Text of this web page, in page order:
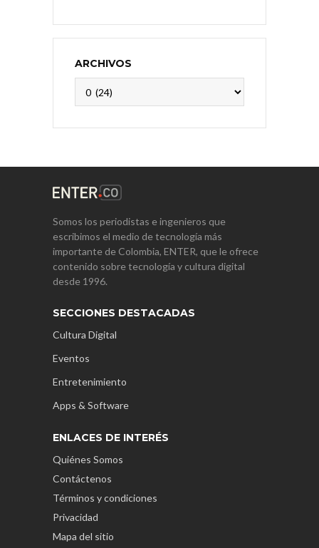
ARCHIVOS
Somos los periodistas e ingenieros que
escribimos el medio de tecnología más
importante de Colombia, ENTER, que le ofrece
contenido sobre tecnología y cultura digital
desde 1996.
SECCIONES DESTACADAS
Cultura Digital
Eventos
Entretenimiento
Apps & Software
ENLACES DE INTERÉS
Quiénes Somos
Contáctenos
Términos y condiciones
Privacidad
Mapa del sitio